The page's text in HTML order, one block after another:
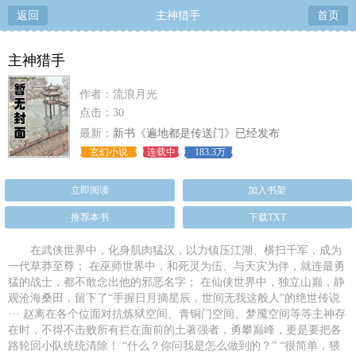
返回 主神猎手 首页
主神猎手
作者：流浪月光
点击：30
最新： 新书《遍地都是传送门》已经发布
玄幻小说 连载中 183.3万
立即阅读 加入书架
推荐本书 下载TXT
在武侠世界中，化身肌肉猛汉，以力镇压江湖、横扫千军，成为
一代草莽至尊； 在巫师世界中，和死灵为伍、与天灾为伴，就连最勇
猛的战士，都不敢念出他的邪恶名字； 在仙侠世界中，独立山巅，静
观沧海桑田，留下了“手握日月摘星辰，世间无我这般人”的绝世传说
··· 赵离在各个位面对抗炼狱空间、青铜门空间、梦魇空间等等主神存
在时，不得不击败所有拦在面前的土著强者，勇攀巅峰，更是要把各
路轮回小队统统清除！ “什么？你问我是怎么做到的？” “很简单，猥